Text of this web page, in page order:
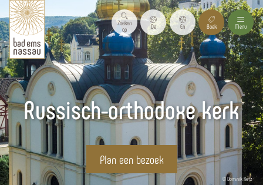
Zoeken
op
De En Boek Menu
© Dominik Ketz
Russisch-orthodoxe kerk
Plan een bezoek